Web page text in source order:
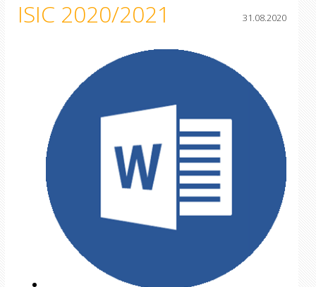
ISIC 2020/2021 31.08.2020